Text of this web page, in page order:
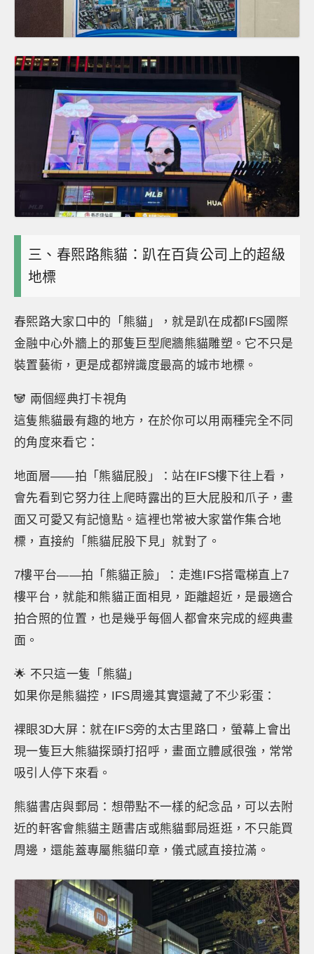
三、春熙路熊貓：趴在百貨公司上的超級
地標
春熙路大家口中的「熊貓」，就是趴在成都IFS國際
金融中心外牆上的那隻巨型爬牆熊貓雕塑。它不只是
裝置藝術，更是成都辨識度最高的城市地標。
🐼 兩個經典打卡視角
這隻熊貓最有趣的地方，在於你可以用兩種完全不同
的角度來看它：
地面層——拍「熊貓屁股」：站在IFS樓下往上看，
會先看到它努力往上爬時露出的巨大屁股和爪子，畫
面又可愛又有記憶點。這裡也常被大家當作集合地
標，直接約「熊貓屁股下見」就對了。
7樓平台——拍「熊貓正臉」：走進IFS搭電梯直上7
樓平台，就能和熊貓正面相見，距離超近，是最適合
拍合照的位置，也是幾乎每個人都會來完成的經典畫
面。
🌟 不只這一隻「熊貓」
如果你是熊貓控，IFS周邊其實還藏了不少彩蛋：
裸眼3D大屏：就在IFS旁的太古里路口，螢幕上會出
現一隻巨大熊貓探頭打招呼，畫面立體感很強，常常
吸引人停下來看。
熊貓書店與郵局：想帶點不一樣的紀念品，可以去附
近的軒客會熊貓主題書店或熊貓郵局逛逛，不只能買
周邊，還能蓋專屬熊貓印章，儀式感直接拉滿。